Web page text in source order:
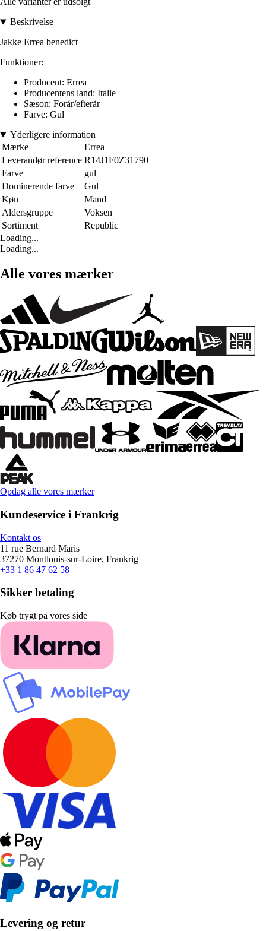
Beskrivelse
Jakke Errea benedict
Funktioner:
Producent: Errea
Producentens land: Italie
Sæson: Forår/efterår
Farve: Gul
Yderligere information
Mærke
Errea
Leverandør reference R14J1F0Z31790
Farve
gul
Dominerende farve
Gul
Køn
Mand
Aldersgruppe
Voksen
Sortiment
Republic
Loading...
Loading...
Alle vores mærker
Opdag alle vores mærker
Kundeservice i Frankrig
Kontakt os
11 rue Bernard Maris
37270 Montlouis-sur-Loire, Frankrig
+33 1 86 47 62 58
Sikker betaling
Køb trygt på vores side
Levering og retur